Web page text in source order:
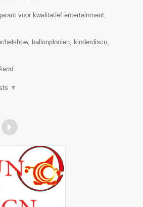
voor kwalitatief entertainment,
ballonplooien, kinderdisco,
▼